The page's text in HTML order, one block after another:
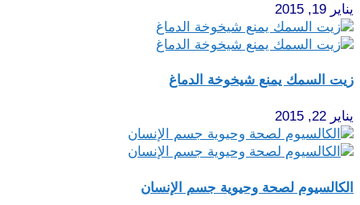
يناير 19, 2015
زيت السمك يمنع شيخوخة الدماغ
يناير 22, 2015
الكالسيوم لصحة وحيوية جسم الإنسان